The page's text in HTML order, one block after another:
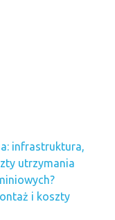
infrastruktura,
utrzymania
i koszty